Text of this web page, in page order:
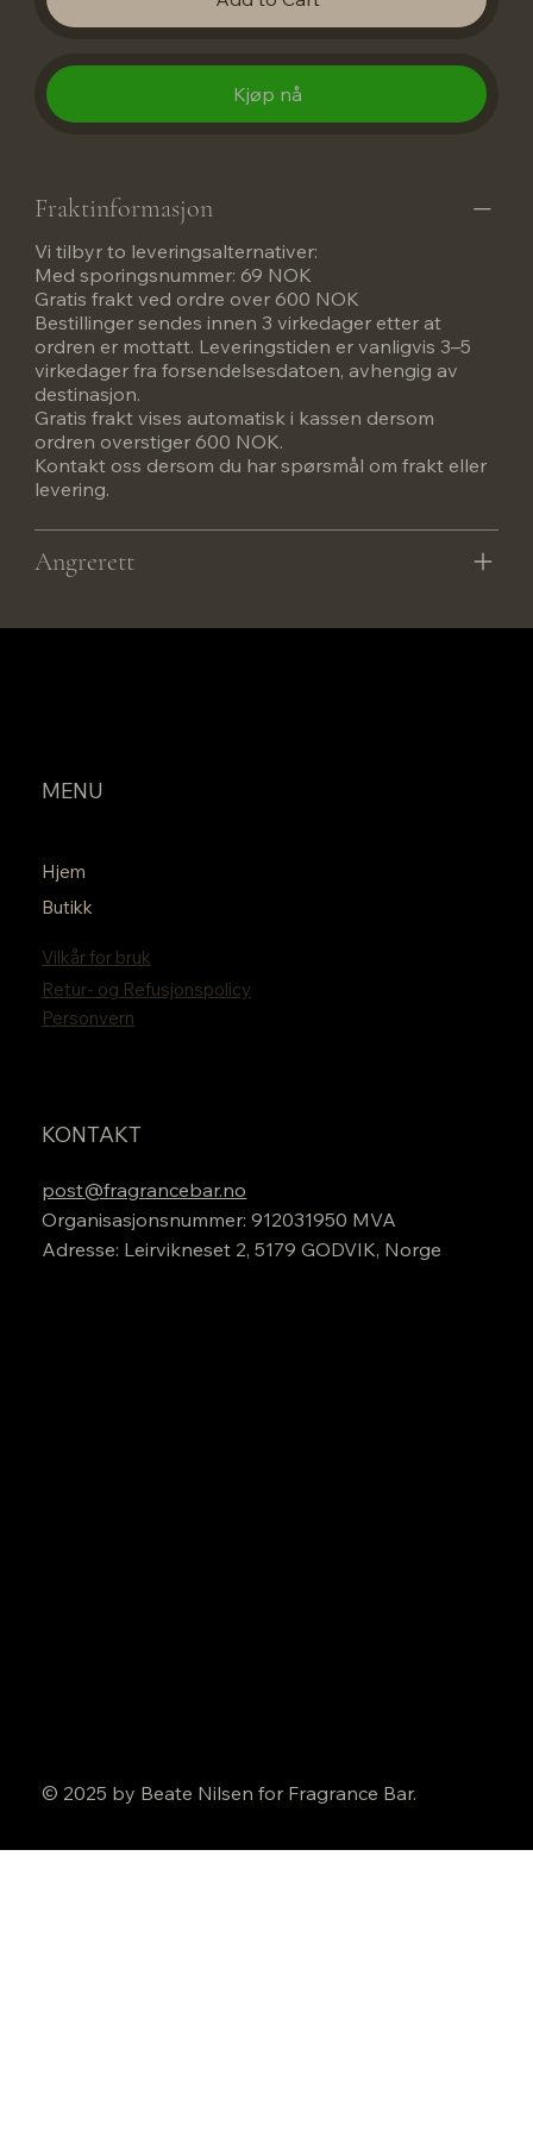
Kjøp nå
Fraktinformasjon
Vi tilbyr to leveringsalternativer:
Med sporingsnummer: 69 NOK
Gratis frakt ved ordre over 600 NOK
Bestillinger sendes innen 3 virkedager etter at
ordren er mottatt. Leveringstiden er vanligvis 3–5
virkedager fra forsendelsesdatoen, avhengig av
destinasjon.
Gratis frakt vises automatisk i kassen dersom
ordren overstiger 600 NOK.
Kontakt oss dersom du har spørsmål om frakt eller
levering.
Angrerett
MENU
Hjem
Butikk
Vilkår for bruk
Retur- og Refusjonspolicy
Personvern
KONTAKT
post@fragrancebar.no
Organisasjonsnummer: 912031950 MVA
Adresse: Leirvikneset 2, 5179 GODVIK, Norge
© 2025 by Beate Nilsen for Fragrance Bar.